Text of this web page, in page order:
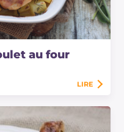
au four
LIRE